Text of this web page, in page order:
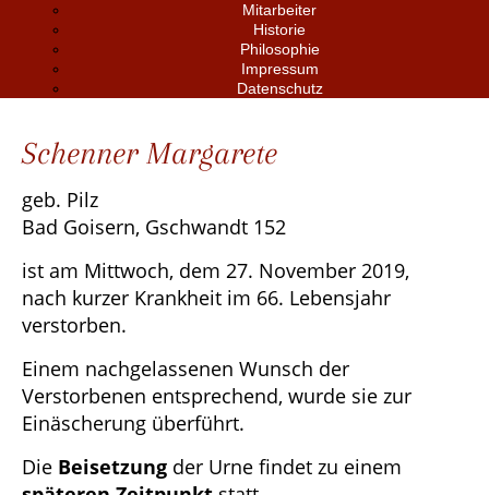
Mitarbeiter
Historie
Philosophie
Impressum
Datenschutz
Schenner Margarete
geb. Pilz
Bad Goisern, Gschwandt 152
ist am Mittwoch, dem 27. November 2019,
nach kurzer Krankheit im 66. Lebensjahr
verstorben.
Einem nachgelassenen Wunsch der
Verstorbenen entsprechend, wurde sie zur
Einäscherung überführt.
Die Beisetzung der Urne findet zu einem